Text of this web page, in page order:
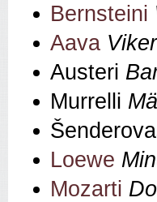
Bernsteini
Aava
Austeri
Murrelli
Loewe
Mozarti